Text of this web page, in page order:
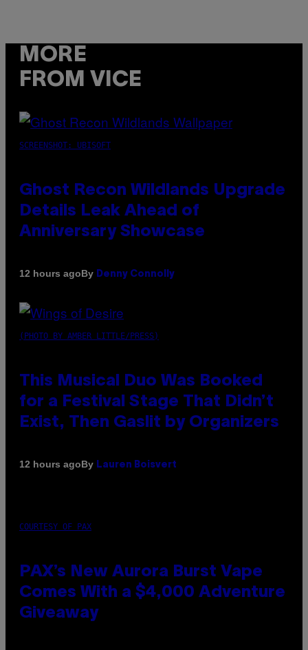
MORE
FROM VICE
SCREENSHOT: UBISOFT
Ghost Recon Wildlands Upgrade
Details Leak Ahead of
Anniversary Showcase
12 hours agoBy Denny Connolly
(PHOTO BY AMBER LITTLE/PRESS)
This Musical Duo Was Booked
for a Festival Stage That Didn’t
Exist, Then Gaslit by Organizers
12 hours agoBy Lauren Boisvert
COURTESY OF PAX
PAX’s New Aurora Burst Vape
Comes With a $4,000 Adventure
Giveaway